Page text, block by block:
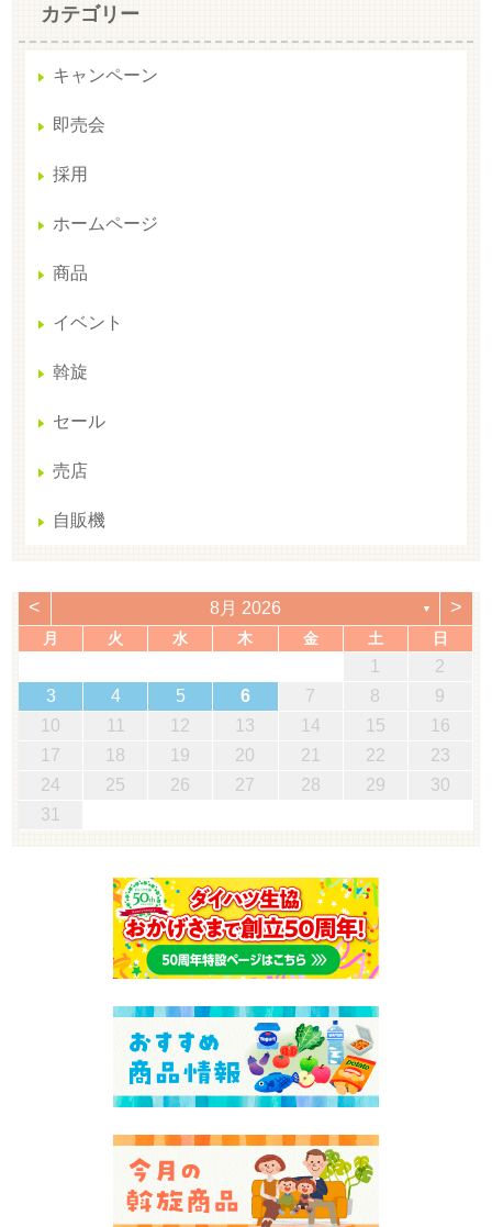
カテゴリー
キャンペーン
即売会
採用
ホームページ
商品
イベント
斡旋
セール
売店
自販機
< 8月 2026 ▼ >
月 火 水 木 金 土 日
1
2
3
4 5 6 7 8
9
10
11 12 13 14 15
16
17
18 19 20 21 22
23
24
25 26 27 28 29
30
31